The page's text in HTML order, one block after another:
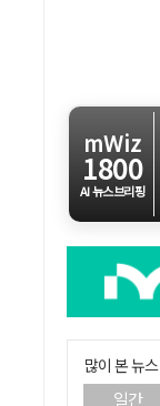
mWiz
1800
AI 뉴스브리핑
많이 본 뉴스
일간